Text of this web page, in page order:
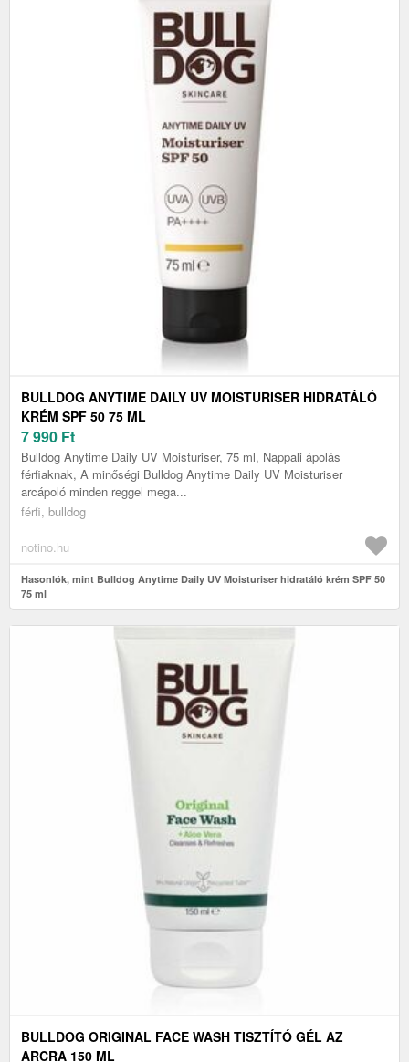
BULLDOG ANYTIME DAILY UV MOISTURISER HIDRATÁLÓ
KRÉM SPF 50 75 ML
7 990 Ft
Bulldog Anytime Daily UV Moisturiser, 75 ml, Nappali ápolás
férfiaknak, A minőségi Bulldog Anytime Daily UV Moisturiser
arcápoló minden reggel mega...
férfi, bulldog
notino.hu
Hasonlók, mint Bulldog Anytime Daily UV Moisturiser hidratáló krém SPF 50
75 ml
BULLDOG ORIGINAL FACE WASH TISZTÍTÓ GÉL AZ
ARCRA 150 ML